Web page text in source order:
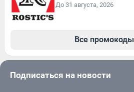
До 31 августа, 2026
Все промокоды
Подписаться на новости